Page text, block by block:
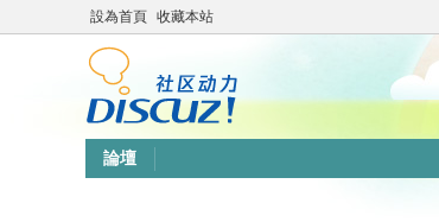
設為首頁 收藏本站
論壇